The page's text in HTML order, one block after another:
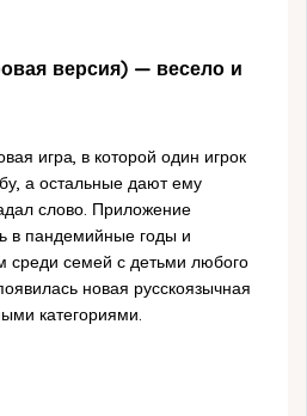
версия) — весело и
игра, в которой один игрок
а остальные дают ему
слово. Приложение
в пандемийные годы и
среди семей с детьми любого
новая русскоязычная
категориями.